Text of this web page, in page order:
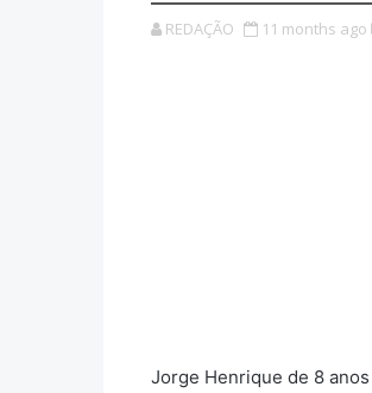
REDAÇÃO 11 months ago
Jorge Henrique de 8